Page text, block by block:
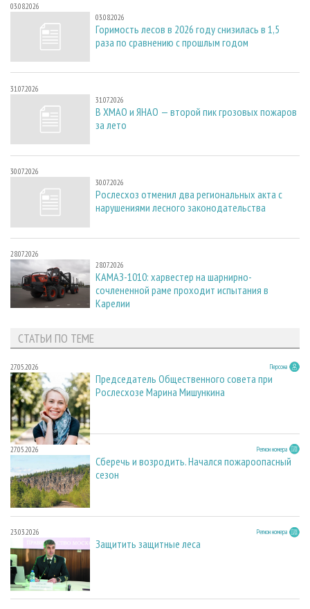
03.08.2026
03.08.2026
Горимость лесов в 2026 году снизилась в 1,5
раза по сравнению с прошлым годом
31.07.2026
31.07.2026
В ХМАО и ЯНАО — второй пик грозовых пожаров
за лето
30.07.2026
30.07.2026
Рослесхоз отменил два региональных акта с
нарушениями лесного законодательства
28.07.2026
28.07.2026
КАМАЗ-1010: харвестер на шарнирно-
сочлененной раме проходит испытания в
Карелии
СТАТЬИ ПО ТЕМЕ
27.05.2026 Персона
Председатель Общественного совета при
Рослесхозе Марина Мишункина
27.05.2026 Регион номера
Сберечь и возродить. Начался пожароопасный
сезон
23.03.2026 Регион номера
Защитить защитные леса